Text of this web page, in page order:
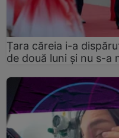
Țara căreia i-a
de două luni și nu s-a